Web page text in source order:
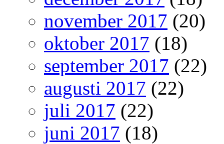
november 2017 (20)
oktober 2017 (18)
september 2017 (22)
augusti 2017 (22)
juli 2017 (22)
juni 2017 (18)